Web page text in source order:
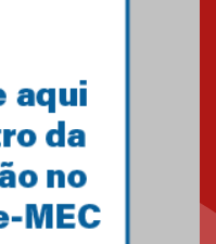
do ano ressalta o